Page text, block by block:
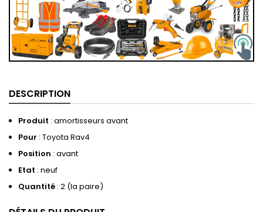
DESCRIPTION
Produit : amortisseurs avant
Pour : Toyota Rav4
Position : avant
Etat : neuf
Quantité : 2 (la paire)